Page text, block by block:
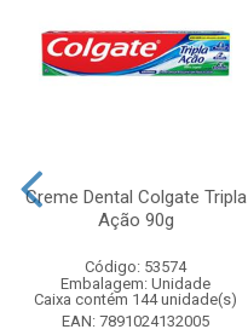
Creme Dental Colgate Tripla
Ação 90g
Código: 53574
Embalagem: Unidade
Caixa contém 144 unidade(s)
EAN: 7891024132005